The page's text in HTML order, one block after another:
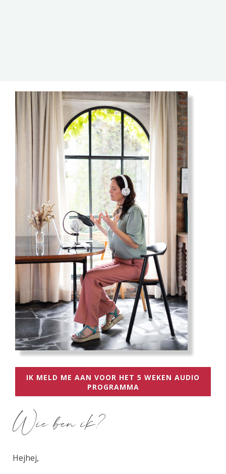
IK MELD ME AAN VOOR HET 5 WEKEN AUDIO
PROGRAMMA
Wie ben ik?
Hejhej,